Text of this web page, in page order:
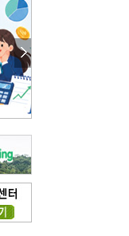
‘스파이더맨’ 개봉 5일 만에 300만 돌풍…박스오피스·예매율 동시 1위
‘호프’ 개봉 11일 만에 관객 300만…‘스파이더맨’ 예매율 68.8% 1위
입추 지났는데도 덥다며 신유안에게 보낸 박규수의 편지